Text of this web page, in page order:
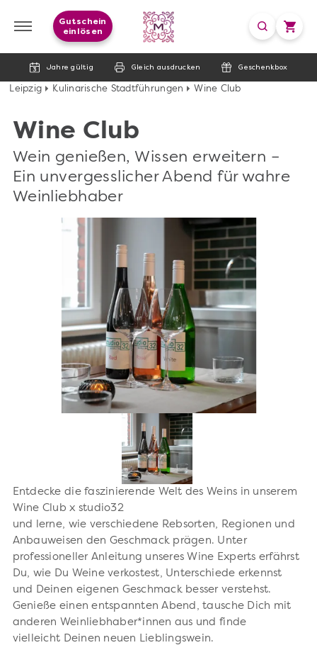
Jahre gültig Gleich ausdrucken Geschenkbox
Gutschein
einlösen
Leipzig Kulinarische Stadtführungen Wine Club
Wine Club
Wein genießen, Wissen erweitern –
Ein unvergesslicher Abend für wahre
Weinliebhaber
Entdecke die faszinierende Welt des Weins in unserem
Wine Club x studio32
und lerne, wie verschiedene Rebsorten, Regionen und
Anbauweisen den Geschmack prägen. Unter
professioneller Anleitung unseres Wine Experts erfährst
Du, wie Du Weine verkostest, Unterschiede erkennst
und Deinen eigenen Geschmack besser verstehst.
Genieße einen entspannten Abend, tausche Dich mit
anderen Weinliebhaber*innen aus und finde
vielleicht Deinen neuen Lieblingswein.